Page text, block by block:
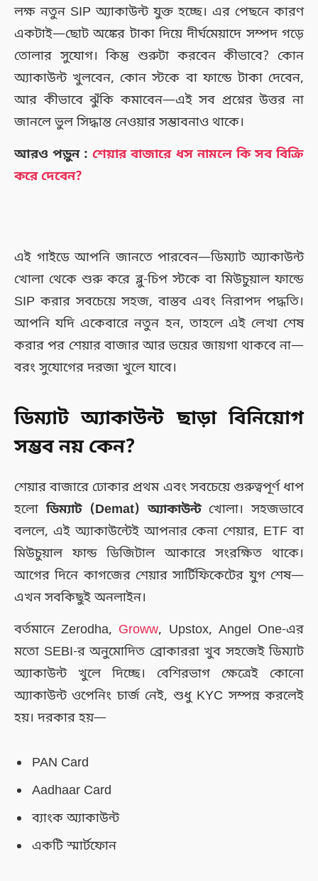
লক্ষ নতুন SIP অ্যাকাউন্ট যুক্ত হচ্ছে। এর পেছনে কারণ
একটাই—ছোট অঙ্কের টাকা দিয়ে দীর্ঘমেয়াদে সম্পদ গড়ে
তোলার সুযোগ। কিন্তু শুরুটা করবেন কীভাবে? কোন
অ্যাকাউন্ট খুলবেন, কোন স্টকে বা ফান্ডে টাকা দেবেন,
আর কীভাবে ঝুঁকি কমাবেন—এই সব প্রশ্নের উত্তর না
জানলে ভুল সিদ্ধান্ত নেওয়ার সম্ভাবনাও থাকে।
আরও পড়ুন : শেয়ার বাজারে ধস নামলে কি সব বিক্রি
করে দেবেন?
এই গাইডে আপনি জানতে পারবেন—ডিম্যাট অ্যাকাউন্ট
খোলা থেকে শুরু করে ব্লু-চিপ স্টকে বা মিউচুয়াল ফান্ডে
SIP করার সবচেয়ে সহজ, বাস্তব এবং নিরাপদ পদ্ধতি।
আপনি যদি একেবারে নতুন হন, তাহলে এই লেখা শেষ
করার পর শেয়ার বাজার আর ভয়ের জায়গা থাকবে না—
বরং সুযোগের দরজা খুলে যাবে।
ডিম্যাট অ্যাকাউন্ট ছাড়া বিনিয়োগ
সম্ভব নয় কেন?
শেয়ার বাজারে ঢোকার প্রথম এবং সবচেয়ে গুরুত্বপূর্ণ ধাপ
হলোডিম্যাট (Demat) অ্যাকাউন্টখোলা। সহজভাবে
বললে, এই অ্যাকাউন্টেই আপনার কেনা শেয়ার, ETF বা
মিউচুয়াল ফান্ড ডিজিটাল আকারে সংরক্ষিত থাকে।
আগের দিনে কাগজের শেয়ার সার্টিফিকেটের যুগ শেষ—
এখন সবকিছুই অনলাইন।
বর্তমানে Zerodha, Groww, Upstox, Angel One-এর
মতো SEBI-র অনুমোদিত ব্রোকাররা খুব সহজেই ডিম্যাট
অ্যাকাউন্ট খুলে দিচ্ছে। বেশিরভাগ ক্ষেত্রেই কোনো
অ্যাকাউন্ট ওপেনিং চার্জ নেই, শুধু KYC সম্পন্ন করলেই
হয়। দরকার হয়—
PAN Card
Aadhaar Card
ব্যাংক অ্যাকাউন্ট
একটি স্মার্টফোন